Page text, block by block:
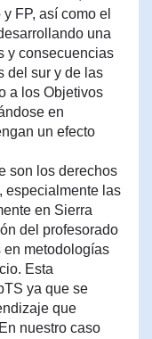
FP, así como el
una
y consecuencias
del sur y de las
a los Objetivos
en
un efecto
son los derechos
especialmente las
en Sierra
del profesorado
en metodologías
Esta
ya que se
que
nuestro caso